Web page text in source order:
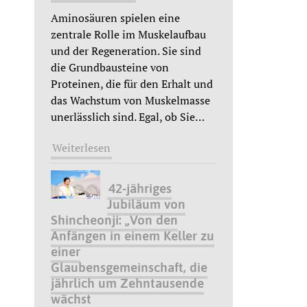
Aminosäuren spielen eine
zentrale Rolle im Muskelaufbau
und der Regeneration. Sie sind
die Grundbausteine von
Proteinen, die für den Erhalt und
das Wachstum von Muskelmasse
unerlässlich sind. Egal, ob Sie…
Weiterlesen
42-jähriges
Jubiläum von
Shincheonji: „Von den
Anfängen in einem Keller zu
einer
Glaubensgemeinschaft, die
jährlich um Zehntausende
wächst